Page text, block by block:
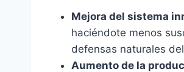
Mejora del sistema
haciéndote menos
defensas naturales
Aumento de la